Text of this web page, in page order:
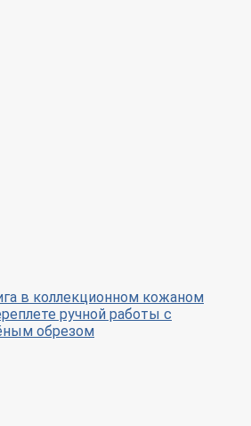
в коллекционном кожаном
ручной работы с
обрезом